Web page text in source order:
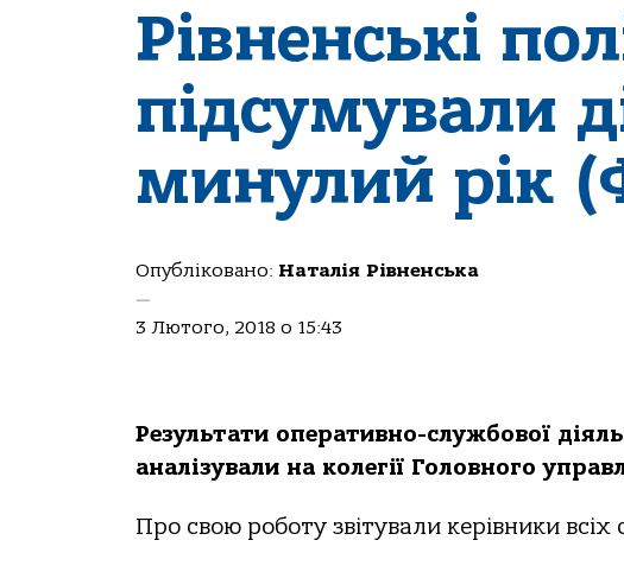
Рівненські
підсумували
минулий рік
Опубліковано: Наталія Рівненська
—
3 Лютого, 2018 о 15:43
Результати оперативно-службової
аналізували на колегії Головного
Про свою роботу звітували керівники